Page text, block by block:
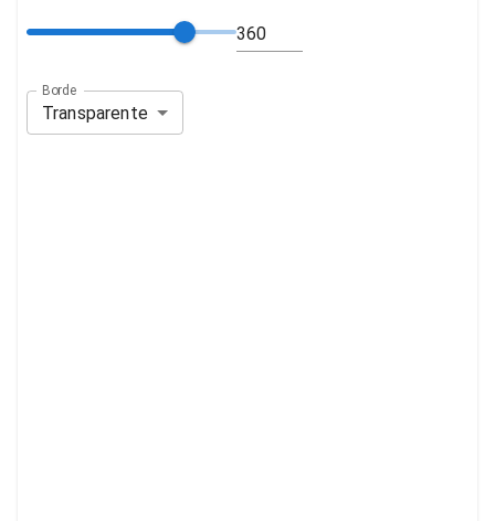
Borde
Transparente